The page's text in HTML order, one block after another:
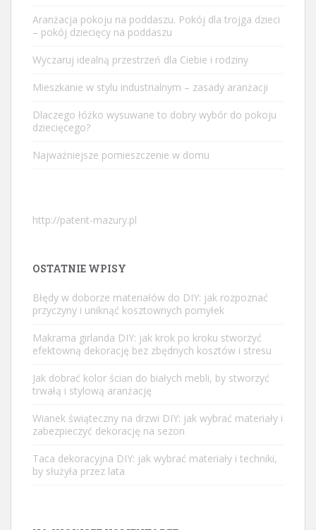
Aranżacja pokoju na poddaszu. Pokój dla trojga dzieci
– pokój dziecięcy na poddaszu
Wyczaruj idealną przestrzeń dla Ciebie i rodziny
Mieszkanie w stylu industrialnym – zasady aranżacji
Dlaczego łóżko wysuwane to dobry wybór do pokoju
dziecięcego?
Najważniejsze pomieszczenie w domu
http://patent-mazury.pl
OSTATNIE WPISY
Błędy w doborze materiałów do DIY: jak rozpoznać
przyczyny i uniknąć kosztownych pomyłek
Makrama girlanda DIY: jak krok po kroku stworzyć
efektowną dekorację bez zbędnych kosztów i stresu
Jak dobrać kolor ścian do białych mebli, by stworzyć
trwałą i stylową aranżację
Wianek świąteczny na drzwi DIY: jak wybrać materiały i
zabezpieczyć dekorację na sezon
Taca dekoracyjna DIY: jak wybrać materiały i techniki,
by służyła przez lata